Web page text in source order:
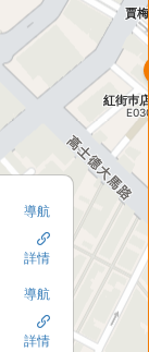
導航

詳情
導航

詳情